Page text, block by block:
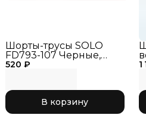
520 ₽
Шорты-трусы SOLO
FD793-107 Черные,
размер_40
В корзину
1